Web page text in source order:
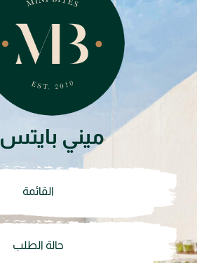
ميني بايتس
القائمة
حالة الطلب